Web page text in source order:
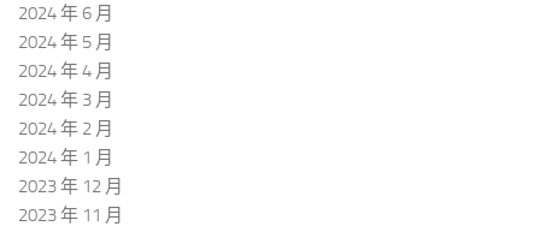
2024 年 6 月
2024 年 5 月
2024 年 4 月
2024 年 3 月
2024 年 2 月
2024 年 1 月
2023 年 12 月
2023 年 11 月